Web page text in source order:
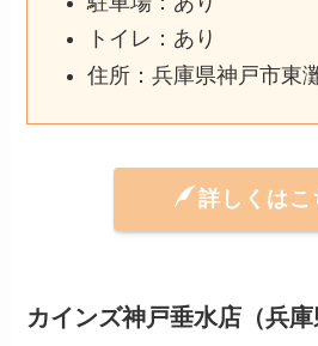
トイレ：あり
住所：兵庫県神戸市東
詳しくはこ
カインズ神戸垂水店（兵庫